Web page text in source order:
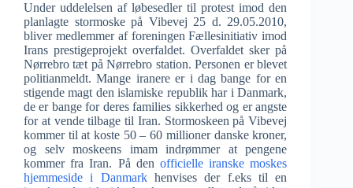
Under uddelelsen af løbesedler til protest imod den
planlagte stormoske på Vibevej 25 d. 29.05.2010,
bliver medlemmer af foreningen Fællesinitiativ imod
Irans prestigeprojekt overfaldet. Overfaldet sker på
Nørrebro tæt på Nørrebro station. Personen er blevet
politianmeldt. Mange iranere er i dag bange for en
stigende magt den islamiske republik har i Danmark,
de er bange for deres families sikkerhed og er angste
for at vende tilbage til Iran. Stormoskeen på Vibevej
kommer til at koste 50 – 60 millioner danske kroner,
og selv moskeens imam indrømmer at pengene
kommer fra Iran. På den officielle iranske moskes
hjemmeside i Danmark henvises der f.eks til en